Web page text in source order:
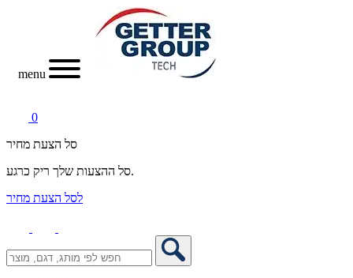
menu
0
סל הצעת מחיר
סל ההצעות שלך ריק כרגע.
לסל הצעת מחיר